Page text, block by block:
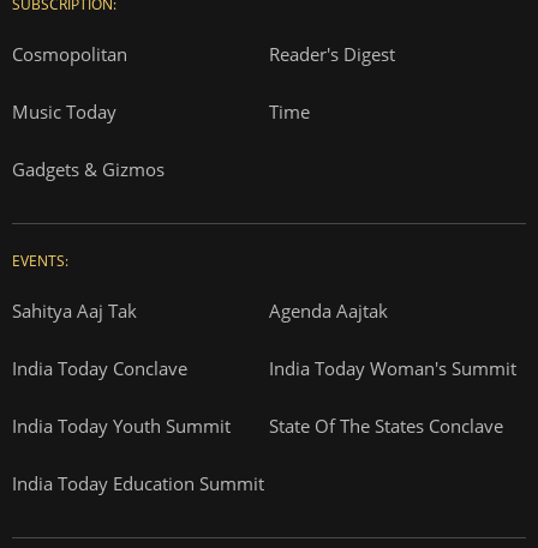
SUBSCRIPTION:
Cosmopolitan Reader's Digest
Music Today Time
Gadgets & Gizmos
EVENTS:
Sahitya Aaj Tak Agenda Aajtak
India Today Conclave India Today Woman's Summit
India Today Youth Summit State Of The States Conclave
India Today Education Summit